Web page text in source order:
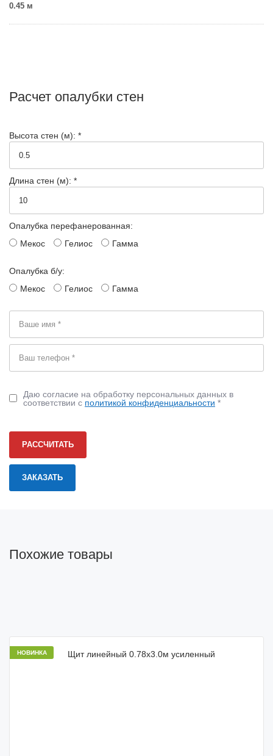
0.45 м
Расчет опалубки стен
Высота стен (м): *
Длина стен (м): *
Опалубка перефанерованная:
Мекос
Гелиос Гамма
Опалубка б/у:
Мекос
Гелиос Гамма
Даю согласие на обработку персональных данных в
соответствии с политикой конфиденциальности *
РАССЧИТАТЬ
Похожие товары
НОВИНКА